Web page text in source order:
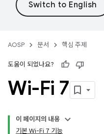
AOSP 문서 핵심 주제
도움이 되었나요?
Wi-Fi 7
이 페이지의 내용
기본 Wi-Fi 7 기능